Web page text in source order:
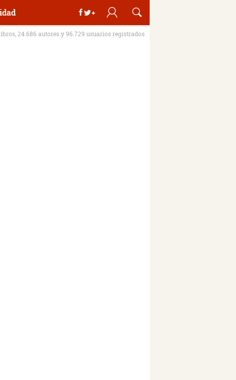
24.686 autores y 96.729 usuarios registrados